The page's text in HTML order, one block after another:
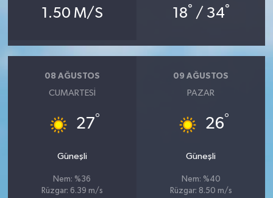
1.50 M/S 18° / 34°
08 AĞUSTOS
CUMARTESI
27°
Güneşli
Nem: %36
Rüzgar: 6.39 m/s
09 AĞUSTOS
PAZAR
26°
Güneşli
Nem: %40
Rüzgar: 8.50 m/s